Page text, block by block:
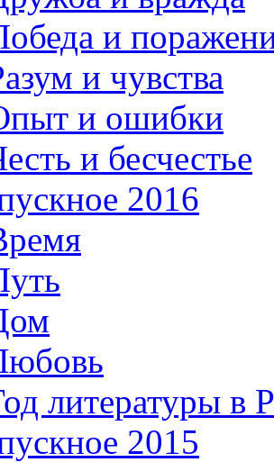
и
и чувства
и ошибки
и бесчестье
2016
литературы в
2015